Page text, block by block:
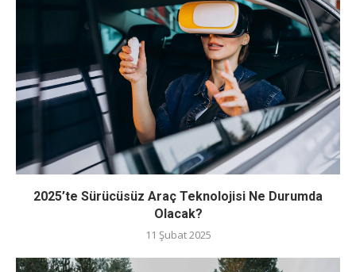
2025’te Sürücüsüz Araç Teknolojisi Ne Durumda
Olacak?
11 Şubat 2025